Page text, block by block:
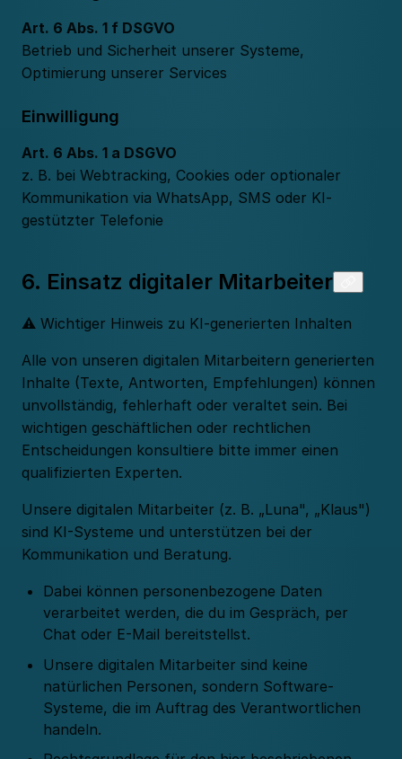
Art. 6 Abs. 1 f DSGVO
Betrieb und Sicherheit unserer Systeme,
Optimierung unserer Services
Einwilligung
Art. 6 Abs. 1 a DSGVO
z. B. bei Webtracking, Cookies oder optionaler
Kommunikation via WhatsApp, SMS oder KI-
gestützter Telefonie
6. Einsatz digitaler Mitarbeiter
⚠️ Wichtiger Hinweis zu KI-generierten Inhalten
Alle von unseren digitalen Mitarbeitern generierten
Inhalte (Texte, Antworten, Empfehlungen) können
unvollständig, fehlerhaft oder veraltet sein. Bei
wichtigen geschäftlichen oder rechtlichen
Entscheidungen konsultiere bitte immer einen
qualifizierten Experten.
Unsere digitalen Mitarbeiter (z. B. „Luna", „Klaus")
sind KI-Systeme und unterstützen bei der
Kommunikation und Beratung.
Dabei können personenbezogene Daten
verarbeitet werden, die du im Gespräch, per
Chat oder E-Mail bereitstellst.
Unsere digitalen Mitarbeiter sind keine
natürlichen Personen, sondern Software-
Systeme, die im Auftrag des Verantwortlichen
handeln.